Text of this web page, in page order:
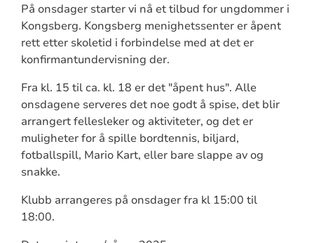
På onsdager starter vi nå et tilbud for ungdommer i
Kongsberg. Kongsberg menighetssenter er åpent
rett etter skoletid i forbindelse med at det er
konfirmantundervisning der.
Fra kl. 15 til ca. kl. 18 er det "åpent hus". Alle
onsdagene serveres det noe godt å spise, det blir
arrangert fellesleker og aktiviteter, og det er
muligheter for å spille bordtennis, biljard,
fotballspill, Mario Kart, eller bare slappe av og
snakke.
Klubb arrangeres på onsdager fra kl 15:00 til
18:00.